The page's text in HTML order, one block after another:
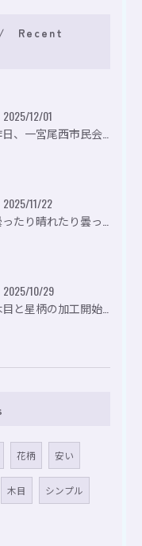
Recent
2025/12/01
2025/11/22
2025/10/29
花柄 安い
木目 シンプル